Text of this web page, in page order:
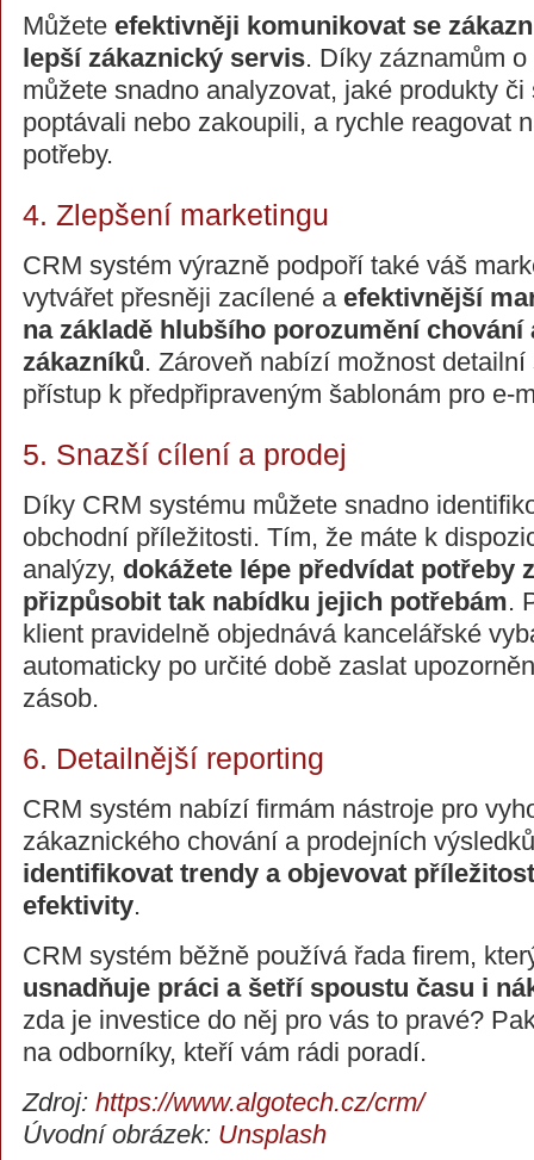
Můžete efektivněji komunikovat se
lepší zákaznický servis. Díky záznamům
můžete snadno analyzovat, jaké produkty
poptávali nebo zakoupili, a rychle reagovat
potřeby.
4. Zlepšení marketingu
CRM systém výrazně podpoří také váš
vytvářet přesněji zacílené a efektivnější
na základě hlubšího porozumění chování
zákazníků. Zároveň nabízí možnost
přístup k předpřipraveným šablonám pro e-
5. Snazší cílení a prodej
Díky CRM systému můžete snadno
obchodní příležitosti. Tím, že máte k
analýzy, dokážete lépe předvídat potřeby
přizpůsobit tak nabídku jejich potřebám.
klient pravidelně objednává kancelářské
automaticky po určité době zaslat
zásob.
6. Detailnější reporting
CRM systém nabízí firmám nástroje pro
zákaznického chování a prodejních
identifikovat trendy a objevovat
efektivity.
CRM systém běžně používá řada firem,
usnadňuje práci a šetří spoustu času i
zda je investice do něj pro vás to pravé?
na odborníky, kteří vám rádi poradí.
Zdroj: https://www.algotech.cz/crm/
Úvodní obrázek: Unsplash